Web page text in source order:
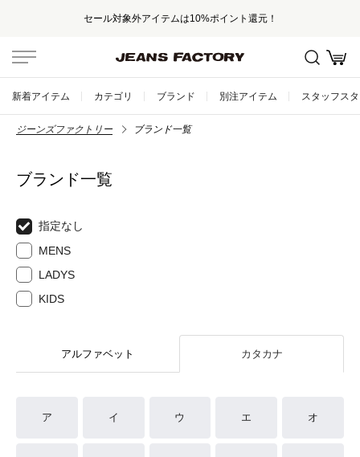
セール対象外アイテムは10%ポイント還元！
新着アイテム カテゴリ ブランド 別注アイテム スタッフス
ジーンズファクトリー ブランド一覧
ブランド一覧
指定なし
MENS
LADYS
KIDS
アルファベット カタカナ
ア イ ウ エ オ